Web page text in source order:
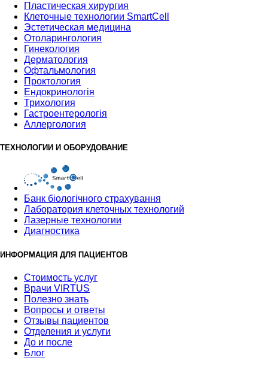
Пластическая хирургия
Клеточные технологии SmartCell
Эстетическая медицина
Отоларингология
Гинекология
Дерматология
Офтальмология
Проктология
Ендокринологія
Трихология
Гастроентерологія
Аллергология
ТЕХНОЛОГИИ И ОБОРУДОВАНИЕ
Банк бiологiчного страхування
Лаборатория клеточных технологий
Лазерные технологии
Диагностика
ИНФОРМАЦИЯ ДЛЯ ПАЦИЕНТОВ
Стоимость услуг
Врачи VIRTUS
Полезно знать
Вопросы и ответы
Отзывы пациентов
Отделения и услуги
До и после
Блог